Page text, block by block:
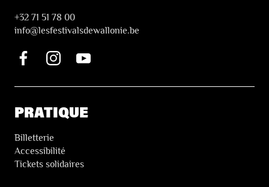
+32 71 51 78 00
info@lesfestivalsdewallonie.be
PRATIQUE
Billetterie
Accessibilité
Tickets solidaires